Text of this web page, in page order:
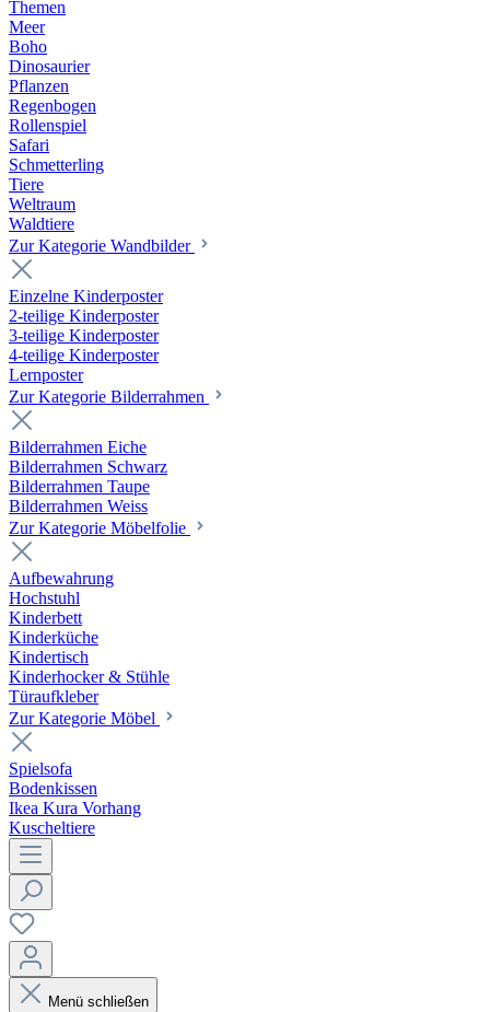
Themen
Meer
Boho
Dinosaurier
Pflanzen
Regenbogen
Rollenspiel
Safari
Schmetterling
Tiere
Weltraum
Waldtiere
Zur Kategorie Wandbilder
Einzelne Kinderposter
2-teilige Kinderposter
3-teilige Kinderposter
4-teilige Kinderposter
Lernposter
Zur Kategorie Bilderrahmen
Bilderrahmen Eiche
Bilderrahmen Schwarz
Bilderrahmen Taupe
Bilderrahmen Weiss
Zur Kategorie Möbelfolie
Aufbewahrung
Hochstuhl
Kinderbett
Kinderküche
Kindertisch
Kinderhocker & Stühle
Türaufkleber
Zur Kategorie Möbel
Spielsofa
Bodenkissen
Ikea Kura Vorhang
Kuscheltiere
Menü schließen